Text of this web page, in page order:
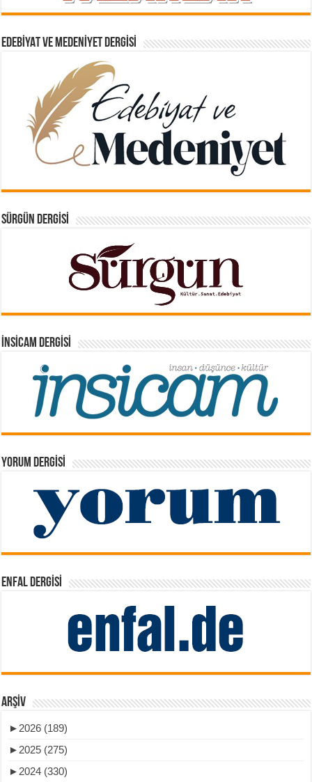
EDEBIYAT VE MEDENIYET DERGISI
SÜRGÜN DERGISI
İNSICAM DERGISI
YORUM DERGISI
ENFAL DERGISI
ARŞIV
► 2026 (189)
► 2025 (275)
► 2024 (330)